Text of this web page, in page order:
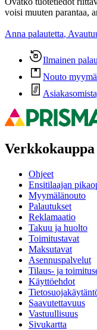
voisi muuten parantaa,
Anna palautetta,
Ilmainen
Nouto
Verkkokauppa
Ohjeet
Ensitilaajan
Myymälänouto
Palautukset
Reklamaatio
Takuu ja huolto
Toimitustavat
Maksutavat
Asennuspalvelut
Tilaus- ja
Käyttöehdot
Saavutettavuus
Vastuullisuus
Sivukartta